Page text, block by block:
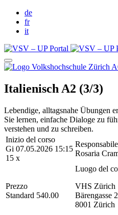
de
fr
it
Italienisch A2 (3/3)
Lebendige, alltagsnahe Übungen
Sie lernen, einfache Dialoge zu
verstehen und zu schreiben.
Inizio del corso
Gi 07.05.2026 15:15
15 x
Rosaria
Prezzo
Standard 540.00
Luogo del
VHS Zürich
Bärengasse
8001 Zürich